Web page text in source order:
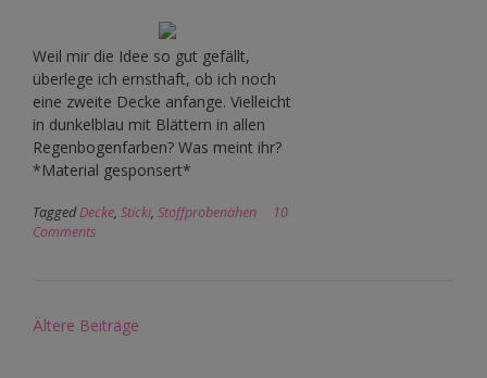
Weil mir die Idee so gut gefällt,
überlege ich ernsthaft, ob ich noch
eine zweite Decke anfange. Vielleicht
in dunkelblau mit Blättern in allen
Regenbogenfarben? Was meint ihr?
*Material gesponsert*
TaggedDecke, Sticki, Stoffprobenähen
10
Comments
Beitragsnavigation
Ältere Beiträge